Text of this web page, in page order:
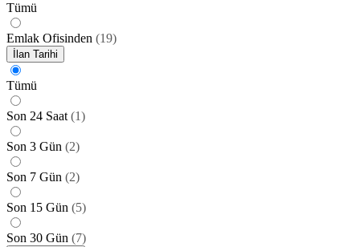
Tümü
Emlak Ofisinden (19)
İlan Tarihi
Tümü
Son 24 Saat (1)
Son 3 Gün (2)
Son 7 Gün (2)
Son 15 Gün (5)
Son 30 Gün (7)